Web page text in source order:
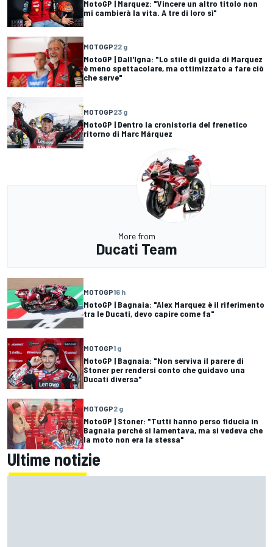
MotoGP | Marquez: "Vincere un altro titolo non
mi cambierà la vita. A tre di loro sì"
MOTOGP22 g
MotoGP | Dall'Igna: "Lo stile di guida di Marquez
è meno spettacolare, ma ottimizzato a fare ciò
che serve"
MOTOGP23 g
MotoGP | Dentro la cronistoria del frenetico
ritorno di Marc Márquez
More from
Ducati Team
MOTOGP16 h
MotoGP | Bagnaia: "Alex Marquez è il riferimento
tra le Ducati, devo capire come fa"
MOTOGP1 g
MotoGP | Bagnaia: "Non serviva il parere di
Stoner per rendersi conto che guidavo una
Ducati diversa"
MOTOGP2 g
MotoGP | Stoner: "Tutti hanno perso fiducia in
Bagnaia perché si lamentava, ma si vedeva che
la moto non era la stessa"
Ultime notizie